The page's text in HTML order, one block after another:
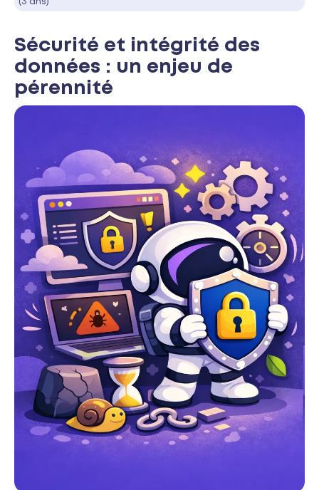
(3 ans)
Sécurité et intégrité des
données : un enjeu de
pérennité